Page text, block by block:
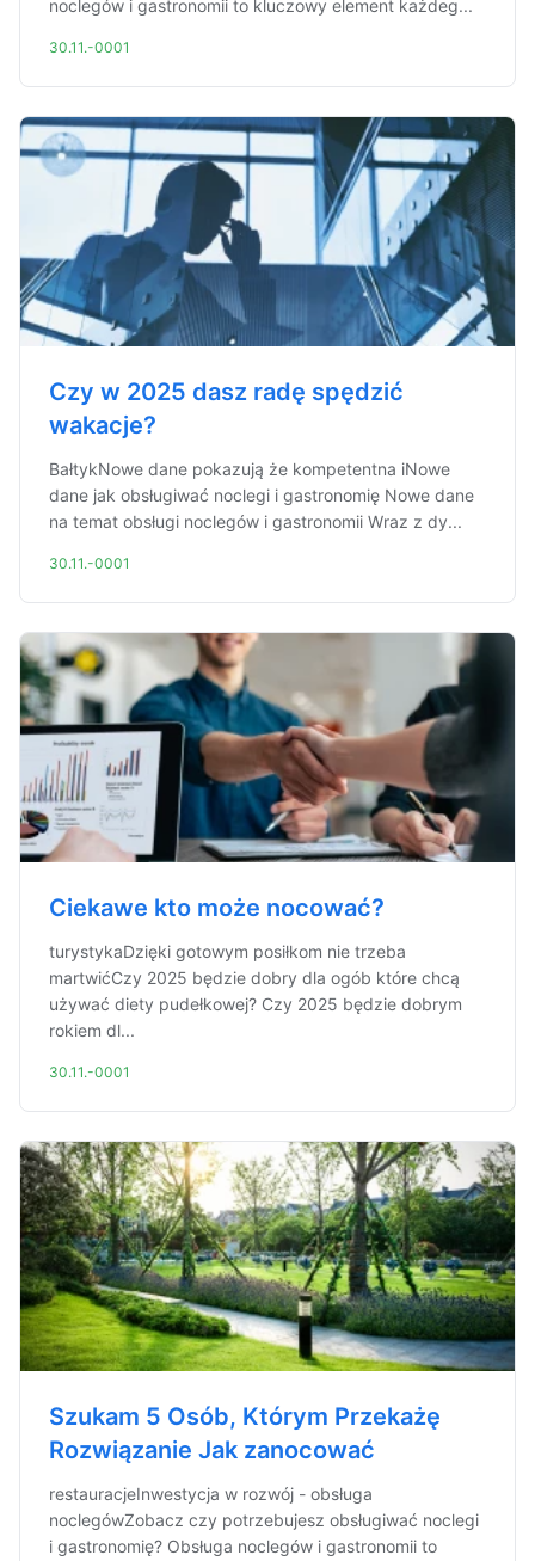
noclegów i gastronomii to kluczowy element każdeg...
30.11.-0001
Czy w 2025 dasz radę spędzić
wakacje?
BałtykNowe dane pokazują że kompetentna iNowe
dane jak obsługiwać noclegi i gastronomię Nowe dane
na temat obsługi noclegów i gastronomii Wraz z dy...
30.11.-0001
Ciekawe kto może nocować?
turystykaDzięki gotowym posiłkom nie trzeba
martwićCzy 2025 będzie dobry dla ogób które chcą
używać diety pudełkowej? Czy 2025 będzie dobrym
rokiem dl...
30.11.-0001
Szukam 5 Osób, Którym Przekażę
Rozwiązanie Jak zanocować
restauracjeInwestycja w rozwój - obsługa
noclegówZobacz czy potrzebujesz obsługiwać noclegi
i gastronomię? Obsługa noclegów i gastronomii to